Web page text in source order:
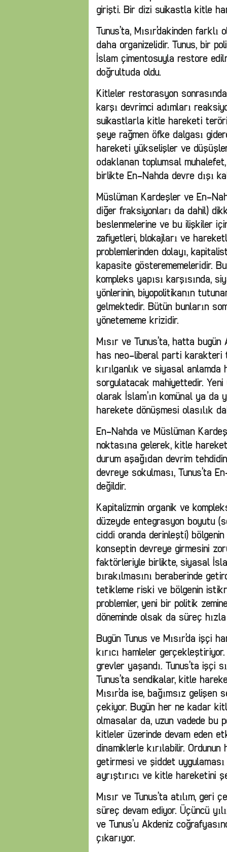
girişti. Bir dizi suikastla kitle
Tunus’ta, Mısır’dakinden
daha organizelidir. Tunus, bir
İslam çimentosuyla restore
doğrultuda oldu.
Kitleler restorasyon
karşı devrimci adımları
suikastlarla kitle hareketi
şeye rağmen öfke dalgası
hareketi yükselişler ve
odaklanan toplumsal
birlikte En-Nahda devre dışı
Müslüman Kardeşler ve En-
diğer fraksiyonları da dahil)
beslenmelerine ve bu ilişkiler
zafiyetleri, blokajları ve
problemlerinden dolayı,
kapasite gösterememeleridir.
kompleks yapısı karşısında,
yönlerinin, biyopolitikanın
gelmektedir. Bütün bunların
yönetememe krizidir.
Mısır ve Tunus’ta, hatta
has neo-liberal parti karakteri
kırılganlık ve siyasal anlamda
sorgulatacak mahiyettedir. Yeni
olarak İslam’ın komünal ya da
harekete dönüşmesi olasılık
En-Nahda ve Müslüman
noktasına gelerek, kitle
durum aşağıdan devrim
devreye sokulması, Tunus’ta
değildir.
Kapitalizmin organik ve
düzeyde entegrasyon boyutu
ciddi oranda derinleşti)
konseptin devreye girmesini
faktörleriyle birlikte, siyasal
bırakılmasını beraberinde
tetikleme riski ve bölgenin
problemler, yeni bir politik
döneminde olsak da süreç
Bugün Tunus ve Mısır’da işçi
kırıcı hamleler
grevler yaşandı. Tunus’ta işçi
Tunus’ta sendikalar, kitle
Mısır’da ise, bağımsız
çekiyor. Bugün her ne kadar
olmasalar da, uzun vadede bu
kitleler üzerinde devam eden
dinamiklerle kırılabilir.
getirmesi ve şiddet uygulaması
ayrıştırıcı ve kitle hareketini
Mısır ve Tunus’ta atılım, geri
süreç devam ediyor. Üçüncü
ve Tunus’u Akdeniz
çıkarıyor.